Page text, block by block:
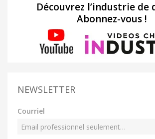
Découvrez l’industrie de
Abonnez-vous !
NEWSLETTER
Courriel